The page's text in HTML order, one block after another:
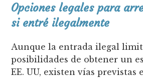
Opciones legales para
si entré ilegalmente
Aunque la entrada ilegal
posibilidades de obtener un
EE. UU, existen vías previstas